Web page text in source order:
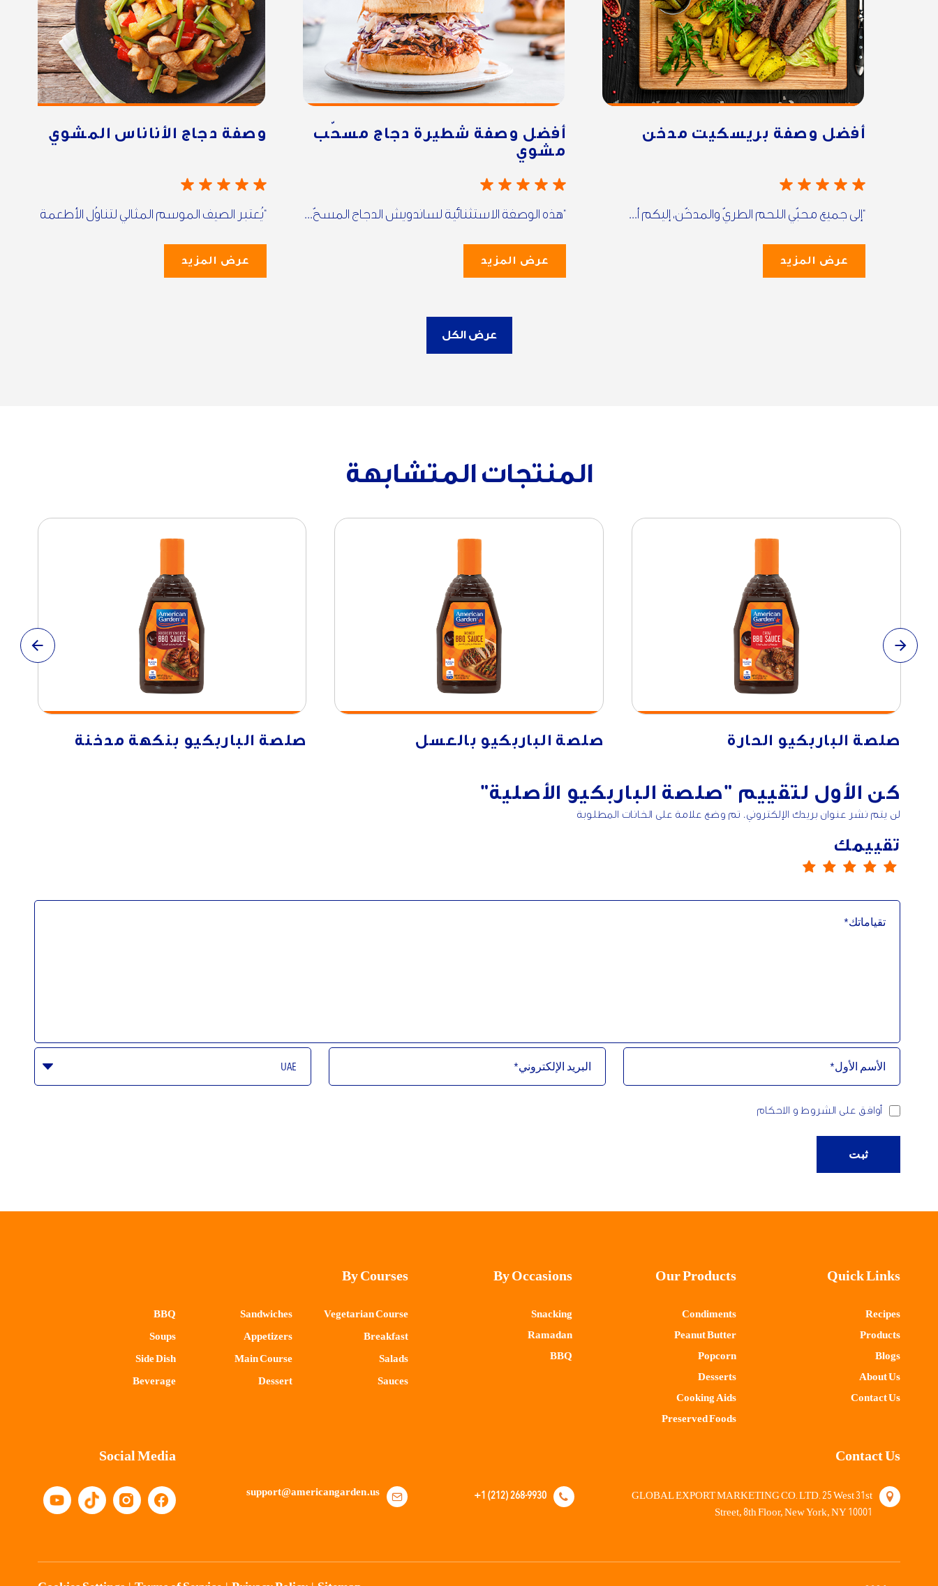
أفضل وصفة بريسكيت مدخن
“إلى جميع محبّي اللحم الطريّ والمدخّن، إليكم أ...
عرض المزيد
أفضل وصفة شطيرة دجاج مسحّب
مشوي
“هذه الوصفة الاستثنائية لساندويش الدجاج المسحّ...
عرض المزيد
وصفة دجاج الأناناس المشوي
“يُعتبر الصيف الموسم المثالي لتناوُل الأطعمة ا...
عرض المزيد
عرض الكل
المنتجات المتشابهة
صلصة الباربكيو الحارة صلصة الباربكيو بالعسل صلصة الباربكيو بنكهة مدخنة
كن الأول لتقييم "صلصة الباربكيو الأصلية"
لن يتم نشر عنوان بريدك الإلكتروني. تم وضع علامة على الخانات المطلوبة
تقييمك
أوافق على الشروط و الاحكام
ثبت
Quick Links
Recipes
Products
Blogs
About Us
Contact Us
Our Products
Condiments
Peanut Butter
Popcorn
Desserts
Cooking Aids
Preserved Foods
By Occasions
Snacking
Ramadan
BBQ
By Courses
Vegetarian Course
Sandwiches
BBQ
Breakfast
Appetizers
Soups
Salads
Main Course
Side Dish
Sauces
Dessert
Beverage
Contact Us
GLOBAL EXPORT MARKETING CO. LTD.25West31st
Street,8th Floor, New York, NY10001
+1 (212) 268-9930
support@americangarden.us
Social Media